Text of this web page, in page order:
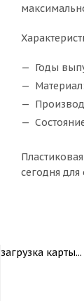
Годы
сегодня
загрузка карты...